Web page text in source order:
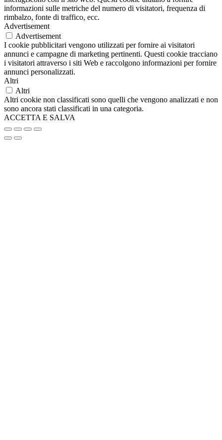
informazioni sulle metriche del numero di visitatori, frequenza di
rimbalzo, fonte di traffico, ecc.
Advertisement
Advertisement
I cookie pubblicitari vengono utilizzati per fornire ai visitatori
annunci e campagne di marketing pertinenti. Questi cookie tracciano
i visitatori attraverso i siti Web e raccolgono informazioni per fornire
annunci personalizzati.
Altri
Altri
Altri cookie non classificati sono quelli che vengono analizzati e non
sono ancora stati classificati in una categoria.
ACCETTA E SALVA